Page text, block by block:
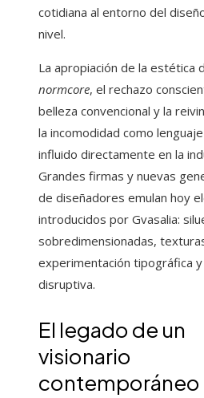
cotidiana al entorno del
nivel.
La apropiación de la estética
normcore, el rechazo
belleza convencional y la
la incomodidad como
influido directamente en la
Grandes firmas y nuevas
de diseñadores emulan hoy
introducidos por Gvasalia:
sobredimensionadas,
experimentación tipográfica
disruptiva.
El legado de un
visionario
contemporáneo